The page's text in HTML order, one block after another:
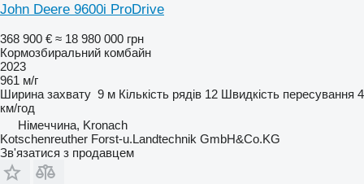
John Deere 9600i ProDrive
368 900 € ≈ 18 980 000 грн
Кормозбиральний комбайн
2023
961 м/г
Ширина захвату 9 м Кількість рядів 12 Швидкість пересування 4
км/год
Німеччина, Kronach
Kotschenreuther Forst-u.Landtechnik GmbH&Co.KG
Зв'язатися з продавцем